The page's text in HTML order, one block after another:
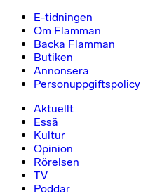
E-tidningen
Om Flamman
Backa Flamman
Butiken
Annonsera
Personuppgiftspolicy
Aktuellt
Essä
Kultur
Opinion
Rörelsen
TV
Poddar